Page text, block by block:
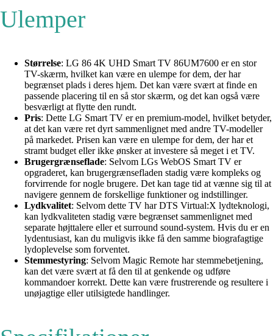
Ulemper
Størrelse: LG 86 4K UHD Smart TV 86UM7600 er en stor
TV-skærm, hvilket kan være en ulempe for dem, der har
begrænset plads i deres hjem. Det kan være svært at finde en
passende placering til en så stor skærm, og det kan også være
besværligt at flytte den rundt.
Pris: Dette LG Smart TV er en premium-model, hvilket betyder,
at det kan være ret dyrt sammenlignet med andre TV-modeller
på markedet. Prisen kan være en ulempe for dem, der har et
stramt budget eller ikke ønsker at investere så meget i et TV.
Brugergrænseflade: Selvom LGs WebOS Smart TV er
opgraderet, kan brugergrænsefladen stadig være kompleks og
forvirrende for nogle brugere. Det kan tage tid at vænne sig til at
navigere gennem de forskellige funktioner og indstillinger.
Lydkvalitet: Selvom dette TV har DTS Virtual:X lydteknologi,
kan lydkvaliteten stadig være begrænset sammenlignet med
separate højttalere eller et surround sound-system. Hvis du er en
lydentusiast, kan du muligvis ikke få den samme biografagtige
lydoplevelse som forventet.
Stemmestyring: Selvom Magic Remote har stemmebetjening,
kan det være svært at få den til at genkende og udføre
kommandoer korrekt. Dette kan være frustrerende og resultere i
unøjagtige eller utilsigtede handlinger.